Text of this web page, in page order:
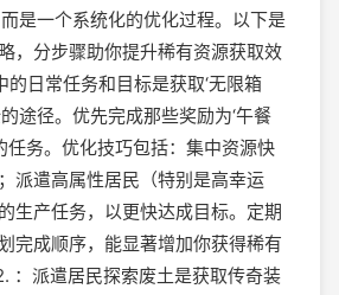
是一个系统化的优化过程。以下是
，分步骤助你提升稀有资源获取效
的日常任务和目标是获取‘无限箱
途径。优先完成那些奖励为‘午餐
任务。优化技巧包括：集中资源快
派遣高属性居民（特别是高幸运
生产任务，以更快达成目标。定期
完成顺序，能显著增加你获得稀有
：派遣居民探索废土是获取传奇装